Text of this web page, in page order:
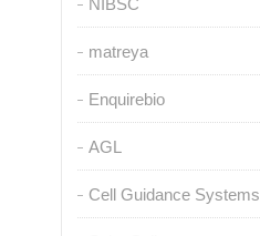
NIBSC
matreya
Enquirebio
AGL
Cell Guidance Systems